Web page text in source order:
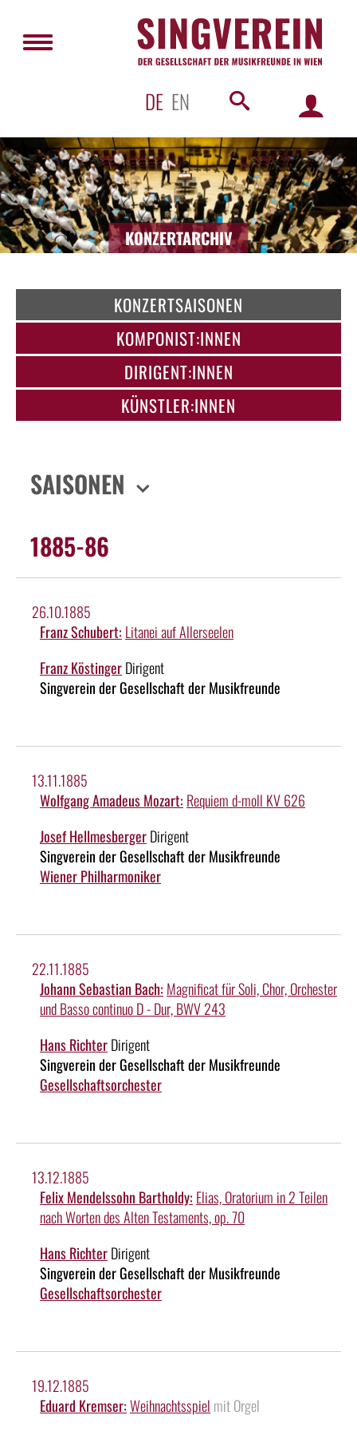
DE EN
KONZERTARCHIV
KONZERTSAISONEN
KOMPONIST:INNEN
DIRIGENT:INNEN
KÜNSTLER:INNEN
SAISONEN
1885-86
26.10.1885
Franz Schubert: Litanei auf Allerseelen
Franz KöstingerDirigent
Singverein der Gesellschaft der Musikfreunde
13.11.1885
Wolfgang Amadeus Mozart: Requiem d-moll KV 626
Josef HellmesbergerDirigent
Singverein der Gesellschaft der Musikfreunde
Wiener Philharmoniker
22.11.1885
Johann Sebastian Bach: Magnificat für Soli, Chor, Orchester
und Basso continuo D - Dur, BWV 243
Hans RichterDirigent
Singverein der Gesellschaft der Musikfreunde
Gesellschaftsorchester
13.12.1885
Felix Mendelssohn Bartholdy: Elias, Oratorium in 2 Teilen
nach Worten des Alten Testaments, op. 70
Hans RichterDirigent
Singverein der Gesellschaft der Musikfreunde
Gesellschaftsorchester
19.12.1885
Eduard Kremser:Weihnachtsspiel mit Orgel